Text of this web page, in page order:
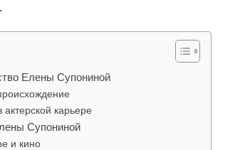
Елены Супониной
карьере
Супониной
и кино